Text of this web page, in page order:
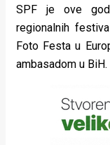
SPF je ove
regionalnih
Foto Festa u
ambasadom u BiH.